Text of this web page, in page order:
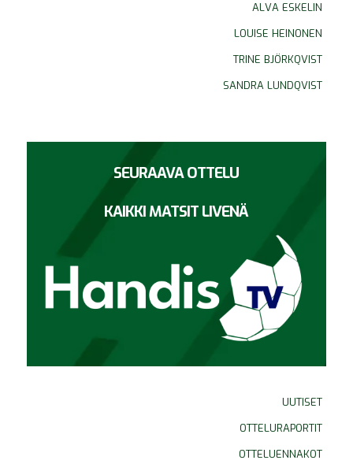
ALVA ESKELIN
LOUISE HEINONEN
TRINE BJÖRKQVIST
SANDRA LUNDQVIST
SEURAAVA OTTELU
KAIKKI MATSIT LIVENÄ
UUTISET
OTTELURAPORTIT
OTTELUENNAKOT